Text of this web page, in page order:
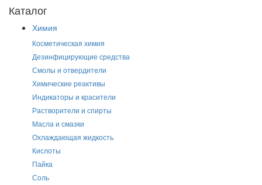
Каталог
Химия
Косметическая химия
Дезинфицирующие средства
Смолы и отвердители
Химические реактивы
Индикаторы и красители
Растворители и спирты
Масла и смазки
Охлаждающая жидкость
Кислоты
Пайка
Соль